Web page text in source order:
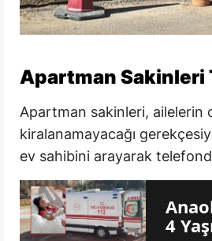
Apartman Sakinleri
Apartman sakinleri, ailelerin
kiralanamayacağı
ev sahibini arayarak
4